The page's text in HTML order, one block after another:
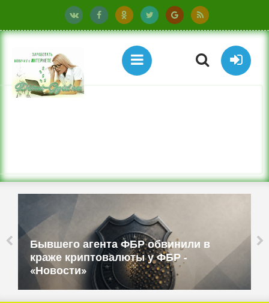
Бывшего агента ФБР обвинили в
краже криптовалюты у ФБР -
«Новости»